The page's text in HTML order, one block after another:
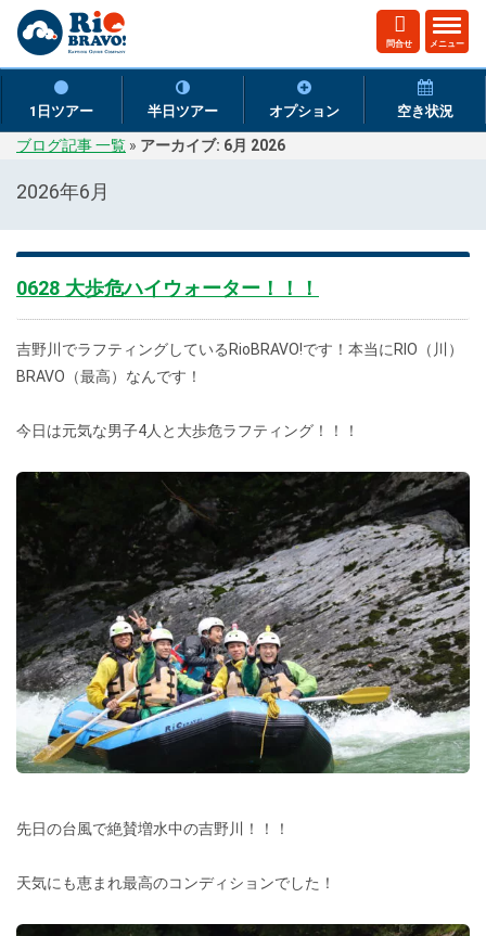
ト
グ
ナ
ビ
メニュー
問合せ
1日ツアー 半日ツアー オプション 空き状況
ブログ記事 一覧 » アーカイブ: 6月 2026
2026年6月
0628 大歩危ハイウォーター！！！
吉野川でラフティングしているRioBRAVO!です！本当にRIO（川）
BRAVO（最高）なんです！
今日は元気な男子4人と大歩危ラフティング！！！
先日の台風で絶賛増水中の吉野川！！！
天気にも恵まれ最高のコンディションでした！